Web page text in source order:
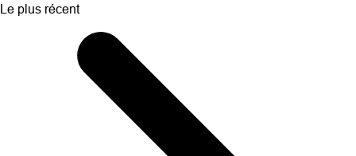
Le plus récent